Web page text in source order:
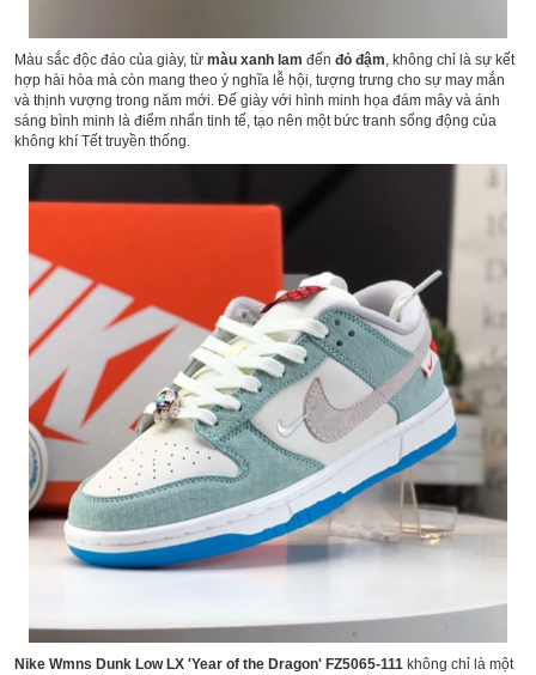
Màu sắc độc đáo của giày, từ màu xanh lam đến đỏ đậm, không chỉ là sự kết
hợp hài hòa mà còn mang theo ý nghĩa lễ hội, tượng trưng cho sự may mắn
và thịnh vượng trong năm mới. Đế giày với hình minh họa đám mây và ánh
sáng bình minh là điểm nhấn tinh tế, tạo nên một bức tranh sống động của
không khí Tết truyền thống.
Nike Wmns Dunk Low LX 'Year of the Dragon' FZ5065-111 không chỉ là một